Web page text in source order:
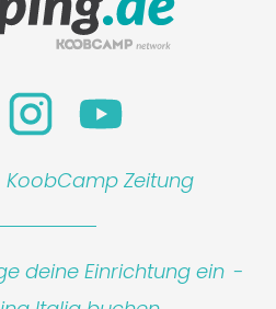
Leaflet |© Koobcamp S.r.l.
KoobCamp Zeitung
deine Einrichtung ein -